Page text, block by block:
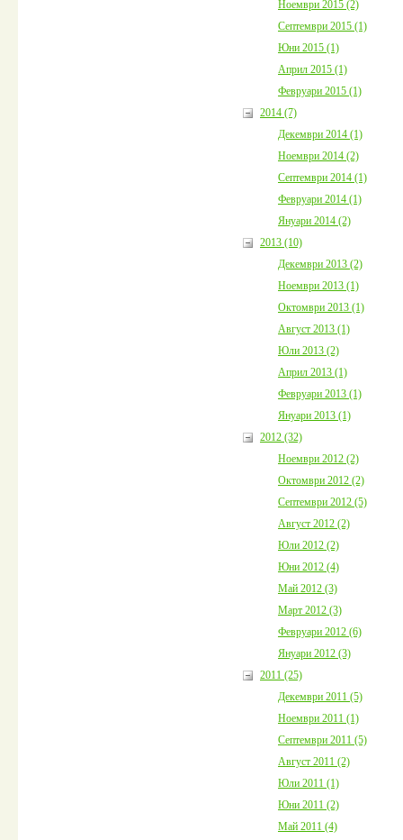
Ноември 2015 (2)
Септември 2015 (1)
Юни 2015 (1)
Април 2015 (1)
Февруари 2015 (1)
2014 (7)
Декември 2014 (1)
Ноември 2014 (2)
Септември 2014 (1)
Февруари 2014 (1)
Януари 2014 (2)
2013 (10)
Декември 2013 (2)
Ноември 2013 (1)
Октомври 2013 (1)
Август 2013 (1)
Юли 2013 (2)
Април 2013 (1)
Февруари 2013 (1)
Януари 2013 (1)
2012 (32)
Ноември 2012 (2)
Октомври 2012 (2)
Септември 2012 (5)
Август 2012 (2)
Юли 2012 (2)
Юни 2012 (4)
Май 2012 (3)
Март 2012 (3)
Февруари 2012 (6)
Януари 2012 (3)
2011 (25)
Декември 2011 (5)
Ноември 2011 (1)
Септември 2011 (5)
Август 2011 (2)
Юли 2011 (1)
Юни 2011 (2)
Май 2011 (4)